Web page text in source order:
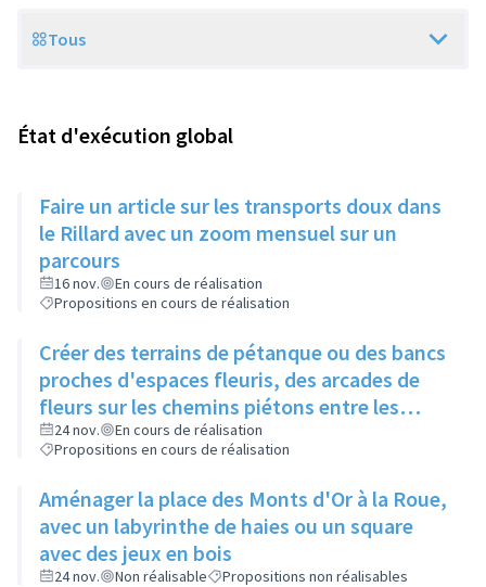
Scope
Tous
État d'exécution global
Faire un article sur les transports doux dans
le Rillard avec un zoom mensuel sur un
parcours
16 nov.
En cours de réalisation
Propositions en cours de réalisation
Créer des terrains de pétanque ou des bancs
proches d'espaces fleuris, des arcades de
fleurs sur les chemins piétons entre les
immeubles
24 nov.
En cours de réalisation
Propositions en cours de réalisation
Aménager la place des Monts d'Or à la Roue,
avec un labyrinthe de haies ou un square
avec des jeux en bois
24 nov. Non réalisable Propositions non réalisables